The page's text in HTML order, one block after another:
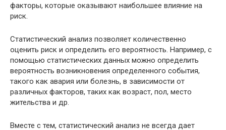
факторы, которые оказывают наибольшее влияние на
риск.
Статистический анализ позволяет количественно
оценить риск и определить его вероятность. Например, с
помощью статистических данных можно определить
вероятность возникновения определенного события,
такого как авария или болезнь, в зависимости от
различных факторов, таких как возраст, пол, место
жительства и др.
Вместе с тем, статистический анализ не всегда дает